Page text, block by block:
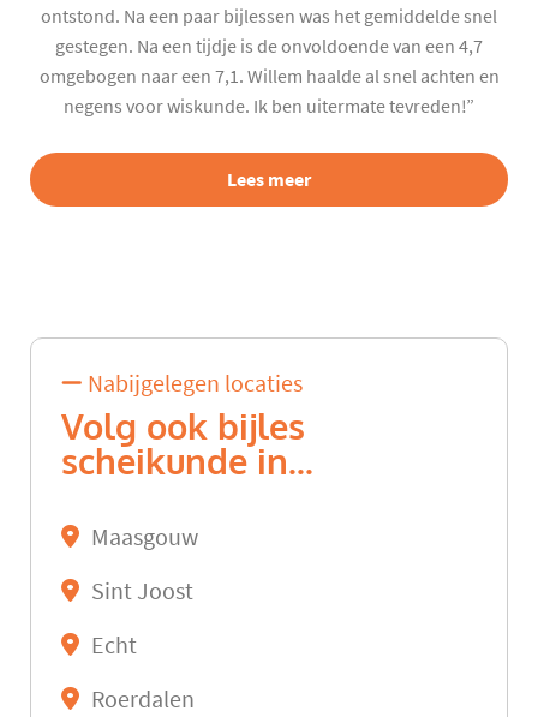
ontstond. Na een paar bijlessen was het gemiddelde snel
gestegen. Na een tijdje is de onvoldoende van een 4,7
omgebogen naar een 7,1. Willem haalde al snel achten en
negens voor wiskunde. Ik ben uitermate tevreden!”
Lees meer
Nabijgelegen locaties
Volg ook bijles
scheikunde in...
Maasgouw
Sint Joost
Echt
Roerdalen